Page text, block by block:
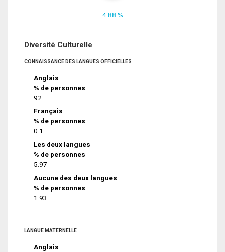
4.88 %
Diversité Culturelle
CONNAISSANCE DES LANGUES OFFICIELLES
Anglais
% de personnes
92
Français
% de personnes
0.1
Les deux langues
% de personnes
5.97
Aucune des deux langues
% de personnes
1.93
LANGUE MATERNELLE
Anglais